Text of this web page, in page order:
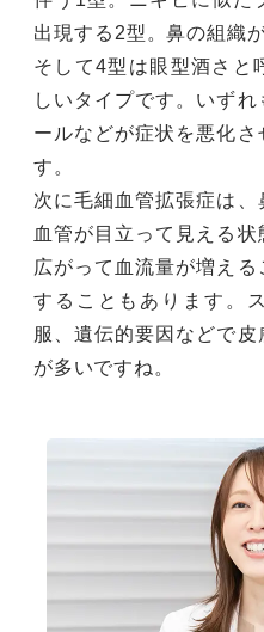
出現する2型。鼻の組織
そして4型は眼型酒さと
しいタイプです。いず
ールなどが症状を悪化さ
す。
次に毛細血管拡張症は
血管が目立って見える
広がって血流量が増え
することもあります。
服、遺伝的要因などで
が多いですね。